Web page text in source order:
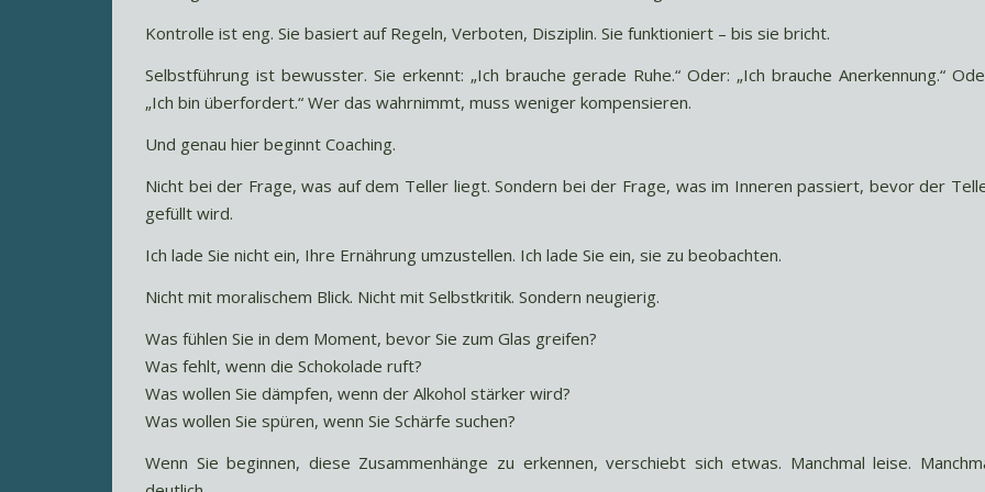
Kontrolle ist eng. Sie basiert auf Regeln, Verboten, Disziplin. Sie funktioniert – bis sie bricht.
Selbstführung ist bewusster. Sie erkennt: „Ich brauche gerade Ruhe.“ Oder: „Ich brauche Anerkennung.“
„Ich bin überfordert.“ Wer das wahrnimmt, muss weniger kompensieren.
Und genau hier beginnt Coaching.
Nicht bei der Frage, was auf dem Teller liegt. Sondern bei der Frage, was im Inneren passiert, bevor der
gefüllt wird.
Ich lade Sie nicht ein, Ihre Ernährung umzustellen. Ich lade Sie ein, sie zu beobachten.
Nicht mit moralischem Blick. Nicht mit Selbstkritik. Sondern neugierig.
Was fühlen Sie in dem Moment, bevor Sie zum Glas greifen?
Was fehlt, wenn die Schokolade ruft?
Was wollen Sie dämpfen, wenn der Alkohol stärker wird?
Was wollen Sie spüren, wenn Sie Schärfe suchen?
Wenn Sie beginnen, diese Zusammenhänge zu erkennen, verschiebt sich etwas. Manchmal leise.